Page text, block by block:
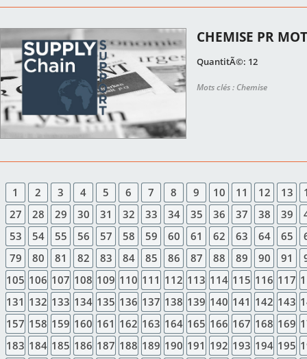
CHEMISE PR
QuantitÃ©: 12
Mots clés : Chemise
1 2 3 4 5 6 7 8 9 10 11 12 13
27
28 29 30 31 32 33 34 35 36 37 38 39
53
54 55 56 57 58 59 60 61 62 63 64 65
79
80 81 82 83 84 85 86 87 88 89 90 91
105 106 107 108 109 110 111 112 113 114 115 116 117
131 132 133 134 135 136 137 138 139 140 141 142 143
157 158 159 160 161 162 163 164 165 166 167 168 169
183 184 185 186 187 188 189 190 191 192 193 194 195